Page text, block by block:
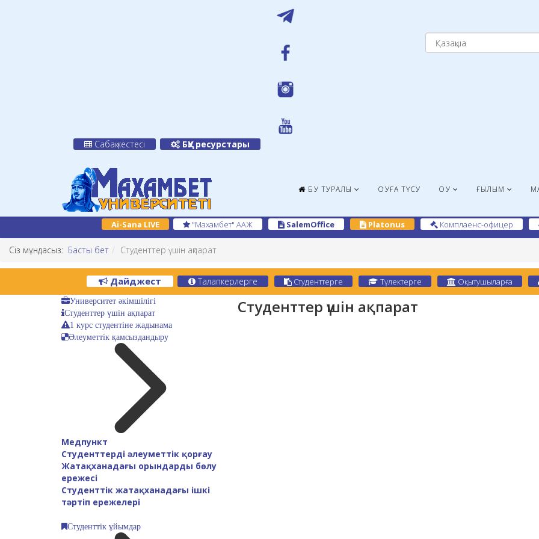
Сабақ кестесі БҚУ ресурстары
БҚУ ТУРАЛЫ ОҚУҒА ТҮСУ ОҚУ ҒЫЛЫМ
Ai-Sana LIVE "Махамбет" ААЖ SalemOffice Platonus Комплаенс-офицер
Сіз мұндасыз: Басты бет Студенттер үшін ақпарат
Дайджест Талапкерлерге Студенттерге Түлектерге Оқытушыларға
Университет әкімшілігі
Студенттер үшін ақпарат
1 курс студентіне жадынама
Әлеуметтік қамсыздандыру
Медпункт
Студенттерді әлеуметтік қорғау
Жатақханадағы орындарды бөлу
ережесі
Студенттік жатақханадағы ішкі
тәртіп ережелері
Студенттік ұйымдар
Студенттер үшін ақпарат